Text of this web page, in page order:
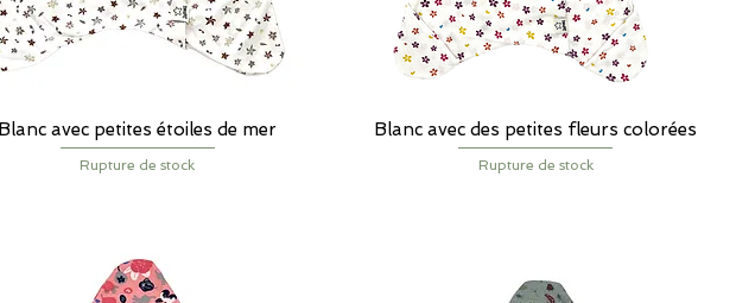
Aperçu rapide
Blanc avec petites étoiles de mer
Rupture de stock
Aperçu rapide
Blanc avec des petites fleurs colorées
Rupture de stock